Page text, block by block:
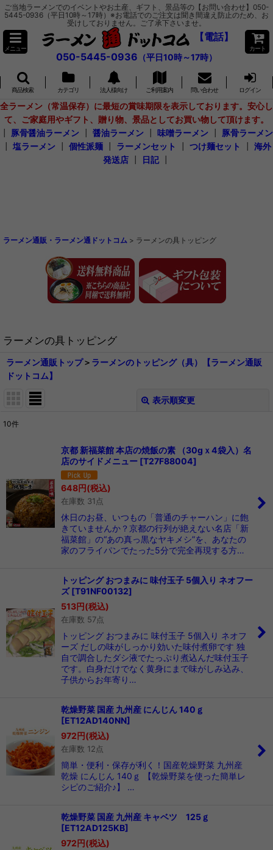
ご当地ラーメンでのイベントやお土産、ギフト、景品等の【お問い合わせ】050-
5445-0936（平日10時～17時）※お電話でのご注文は聞き間違え防止のため、お
受けしておりません。ご了承下さいませ。
メニュー
【電話】
050-5445-0936 （平日10時～17時）
カート
商品検索 カテゴリ 法人様向け ご利用案内 問い合わせ ログイン
全ラーメン（常温保存）に最短の賞味期限を表示しております。安心し
て、ご家庭用やギフト、贈り物、景品としてお買い物して頂けます。
豚骨醤油ラーメン 醤油ラーメン 味噌ラーメン
豚骨ラーメン
塩ラーメン 個性派麺 ラーメンセット つけ麺セット
海外
発送店
日記┃
ラーメン通販・ラーメン通ドットコム > ラーメンの具トッピング
ラーメンの具トッピング
ラーメン通販トップ＞ ラーメンのトッピング（具）【ラーメン通販
ドットコム】
表示順変更
並び順:
絞り込む
10件
京都 新福菜館 本店の焼飯の素 （30gｘ4袋入）名
店のサイドメニュー [T27F88004]
648円(税込)
在庫数 31点
休日のお昼、いつもの「普通のチャーハン」に飽
きていませんか？京都の行列が絶えない名店「新
福菜館」の“あの真っ黒なヤキメシ”を、あなたの
家のフライパンでたった5分で完全再現する方…
トッピング おつまみに 味付玉子 5個入り ネオフー
ズ [T91NF00132]
513円(税込)
在庫数 57点
トッピング おつまみに 味付玉子 5個入り ネオフ
ーズ だしの味がしっかり効いた味付煮卵です 独
自で調合したダシ液でたっぷり煮込んだ味付玉子
です。白身だけでなく黄身にまで味がしみ込み、
子供からお年寄り…
乾燥野菜 国産 九州産 にんじん 140ｇ
[ET12AD140NN]
972円(税込)
在庫数 12点
簡単・便利・保存が利く！国産乾燥野菜 九州産
乾燥 にんじん 140ｇ 【乾燥野菜を使った簡単レ
シピのご紹介♪】 …
乾燥野菜 国産 九州産 キャベツ 125ｇ
[ET12AD125KB]
972円(税込)